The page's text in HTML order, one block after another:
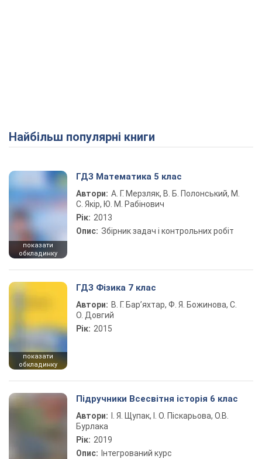
Найбільш популярні книги
показати
обкладинку
ГДЗ Математика 5 клас
Автори: А. Г. Мерзляк, В. Б. Полонський, М.
С. Якір, Ю. М. Рабінович
Рік: 2013
Опис: Збірник задач і контрольних робіт
показати
обкладинку
ГДЗ Фізика 7 клас
Автори: В. Г. Бар’яхтар, Ф. Я. Божинова, С.
О. Довгий
Рік: 2015
Підручники Всесвітня історія 6 клас
Автори:
І. Я. Щупак, І. О. Піскарьова, О.В.
Бурлака
Рік: 2019
Опис: Інтегрований курс